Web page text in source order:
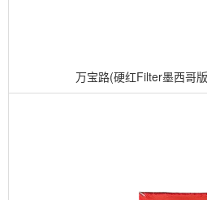
万宝路(硬红Filter墨西哥